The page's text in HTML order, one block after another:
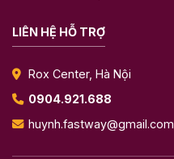
LIÊN HỆ HỖ TRỢ
Rox Center, Hà Nội
0904.921.688
huynh.fastway@gmail.com